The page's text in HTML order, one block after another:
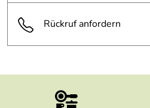
Rückruf anfordern